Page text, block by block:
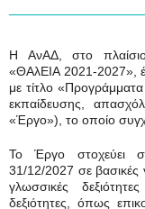
Η ΑνΑΔ, στο
«ΘΑλΕΙΑ 2021-2027»,
με τίτλο
εκπαίδευσης,
«Έργο»), το οποίο
Το Έργο στοχεύει
31/12/2027 σε βασικές
γλωσσικές
δεξιότητες, όπως